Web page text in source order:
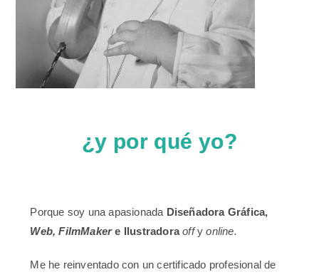
¿y por qué yo?
Porque soy una apasionada Diseñadora Gráfica,
Web,FilmMakere Ilustradoraoffyonline.
Me he reinventado con un certificado profesional de